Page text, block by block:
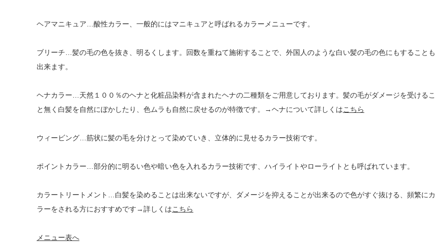
ヘアマニキュア…酸性カラー、一般的にはマニキュアと呼ばれるカラーメニューです。
ブリーチ…髪の毛の色を抜き、明るくします。回数を重ねて施術することで、外国人のような白い髪の毛の色にもすることも
出来ます。
ヘナカラー…天然１００％のヘナと化粧品染料が含まれたヘナの二種類をご用意しております。髪の毛がダメージを受けるこ
と無く白髪を自然にぼかしたり、色ムラも自然に戻せるのが特徴です。→ヘナについて詳しくはこちら
ウィービング…筋状に髪の毛を分けとって染めていき、立体的に見せるカラー技術です。
ポイントカラー…部分的に明るい色や暗い色を入れるカラー技術です、ハイライトやローライトとも呼ばれています。
カラートリートメント…白髪を染めることは出来ないですが、ダメージを抑えることが出来るので色がすぐ抜ける、頻繁にカ
ラーをされる方におすすめです→詳しくはこちら
メニュー表へ